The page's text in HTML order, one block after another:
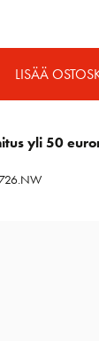
LISÄÄ
yli 50